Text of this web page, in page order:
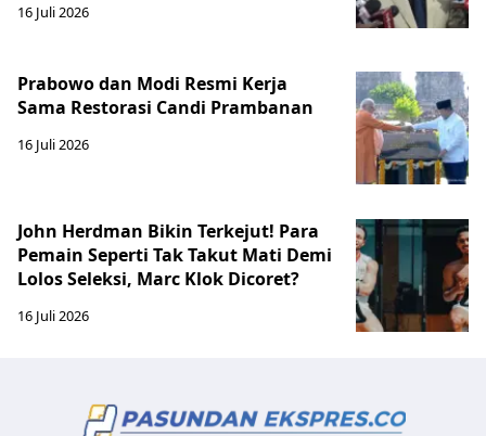
16 Juli 2026
Prabowo dan Modi Resmi Kerja
Sama Restorasi Candi Prambanan
16 Juli 2026
John Herdman Bikin Terkejut! Para
Pemain Seperti Tak Takut Mati Demi
Lolos Seleksi, Marc Klok Dicoret?
16 Juli 2026